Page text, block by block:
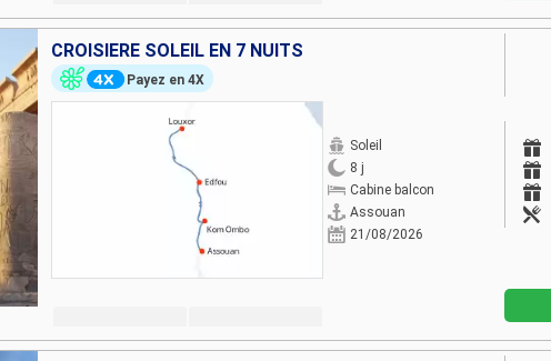
CROISIÈRE SOLEIL EN 7 NUITS
Payez en 4X
Soleil
8 j
Cabine balcon
Assouan
21/08/2026